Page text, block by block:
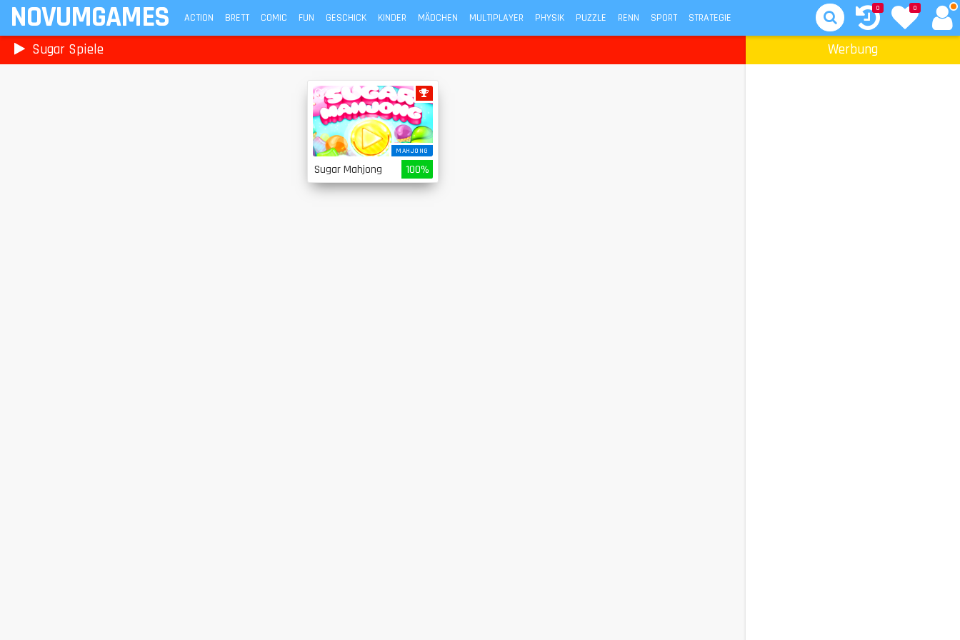
NOVUMGAMES ACTION BRETT COMIC FUN GESCHICK KINDER MÄDCHEN MULTIPLAYER PHYSIK PUZZLE RENN SPORT STRATEGIE
0
0
Sugar Spiele
MAHJONG
Sugar Mahjong 100%
Werbung